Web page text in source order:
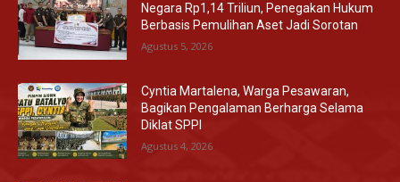
Negara Rp1,14 Triliun, Penegakan Hukum
Berbasis Pemulihan Aset Jadi Sorotan
Agustus 5, 2026
Cyntia Martalena, Warga Pesawaran,
Bagikan Pengalaman Berharga Selama
Diklat SPPI
Agustus 4, 2026